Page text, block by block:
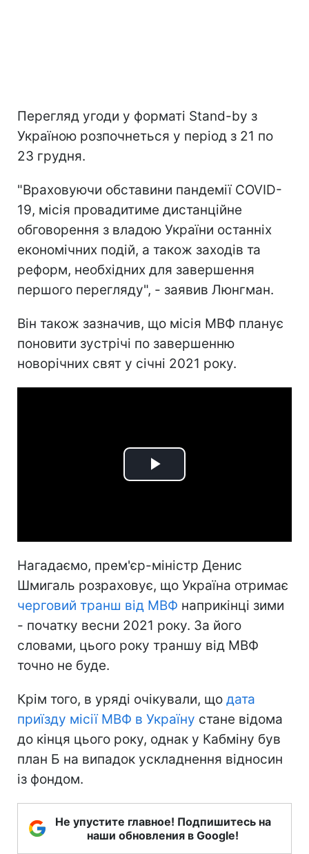
Перегляд угоди у форматі Stand-by з
Україною розпочнеться у період з 21 по
23 грудня.
"Враховуючи обставини пандемії COVID-
19, місія провадитиме дистанційне
обговорення з владою України останніх
економічних подій, а також заходів та
реформ, необхідних для завершення
першого перегляду", - заявив Люнгман.
Він також зазначив, що місія МВФ планує
поновити зустрічі по завершенню
новорічних свят у січні 2021 року.
Play
Нагадаємо, прем'єр-міністр Денис
Шмигаль розраховує, що Україна отримає
черговий транш від МВФ наприкінці зими
- початку весни 2021 року. За його
словами, цього року траншу від МВФ
точно не буде.
Крім того, в уряді очікували, що дата
приїзду місії МВФ в Україну стане відома
до кінця цього року, однак у Кабміну був
план Б на випадок ускладнення відносин
із фондом.
Не упустите главное! Подпишитесь на
наши обновления в Google!